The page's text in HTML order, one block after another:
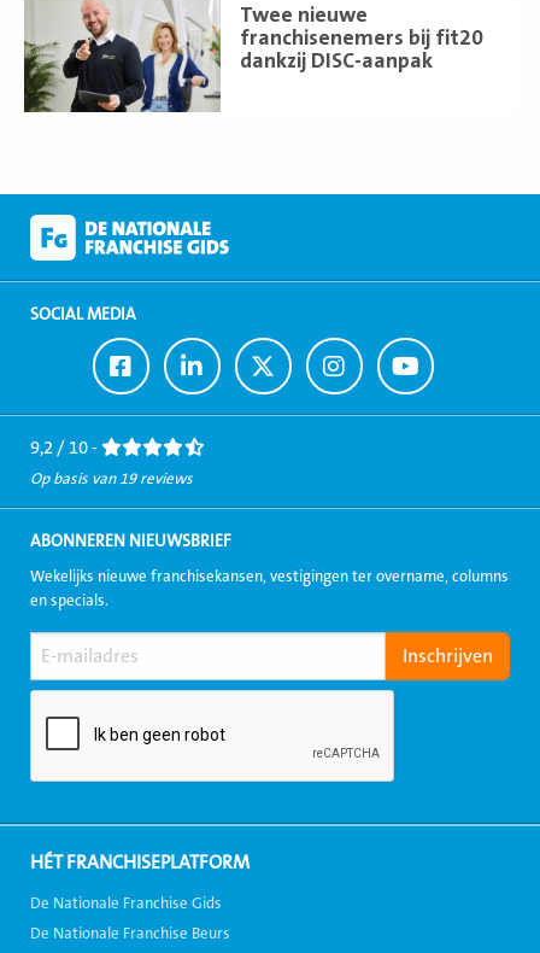
Twee nieuwe
franchisenemers bij fit20
dankzij DISC-aanpak
meer
SOCIAL MEDIA
Ga
naar
Facebook
Ga
naar
LinkedIn
Ga
naar
Twitter
Ga
naar
Instagram
Ga
naar
Youtube
9,2 / 10 -
Op basis van 19 reviews
ABONNEREN NIEUWSBRIEF
Wekelijks nieuwe franchisekansen, vestigingen ter overname, columns
en specials.
HÉT FRANCHISEPLATFORM
De Nationale Franchise Gids
De Nationale Franchise Beurs